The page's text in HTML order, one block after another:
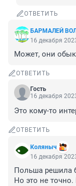
ОТВЕТИТЬ
БАРМАЛЕЙ
16 декабря
Может, они
ОТВЕТИТЬ
Гость
16 декабря
Это кому-то
ОТВЕТИТЬ
Коляныч
16 декабря
Польша решила
Но это не точно.